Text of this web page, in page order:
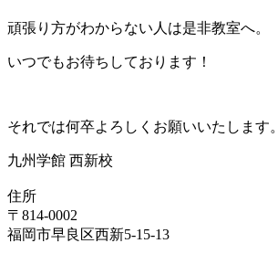
頑張り方がわからない人は是非教室へ。
いつでもお待ちしております！
それでは何卒よろしくお願いいたします。
九州学館 西新校
住所
〒814-0002
福岡市早良区西新5-15-13